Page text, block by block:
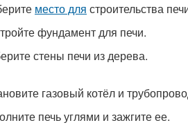
место для строительства
фундамент для печи.
стены печи из дерева.
газовый котёл и
печь углями и зажгите ее.